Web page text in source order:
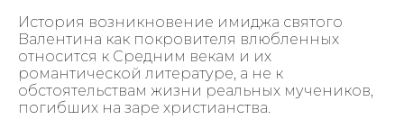
История возникновение имиджа святого
Валентина как покровителя влюбленных
относится к Средним векам и их
романтической литературе, а не к
обстоятельствам жизни реальных мучеников,
погибших на заре христианства.